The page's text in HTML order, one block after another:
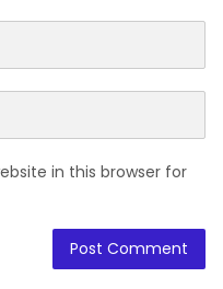
in this browser for